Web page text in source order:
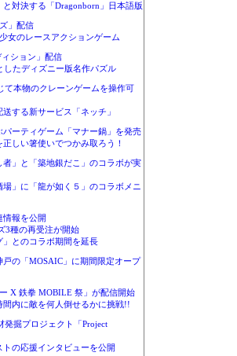
と対決する「Dragonborn」日本語版
」配信
女のレースアクションゲーム
ション」配信
したディズニー版名作パズル
て本物のクレーンゲームを操作可
する新サービス「ネッチ」
ーティゲーム「マナー鍋」を発売
しい箸使いでつかみ取ろう！
」と「築地銀だこ」のコラボが実
場」に「龍が如く５」のコラボメニ
情報を公開
3種の再受注が開始
」とのコラボ期間を延長
戸の「MOSAIC」に期間限定オープ
X 鉄拳 MOBILE 祭」が配信開始
間内に敵を何人倒せるかに挑戦!!
発掘プロジェクト「Project
の応援インタビューを公開